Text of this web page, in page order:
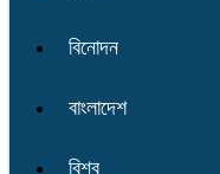
বিনোদন
বাংলাদেশ
বিশ্ব